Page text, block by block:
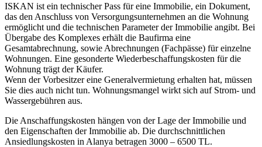
ISKAN ist ein technischer Pass für eine Immobilie, ein Dokument,
das den Anschluss von Versorgungsunternehmen an die Wohnung
ermöglicht und die technischen Parameter der Immobilie angibt. Bei
Übergabe des Komplexes erhält die Baufirma eine
Gesamtabrechnung, sowie Abrechnungen (Fachpässe) für einzelne
Wohnungen. Eine gesonderte Wiederbeschaffungskosten für die
Wohnung trägt der Käufer.
Wenn der Vorbesitzer eine Generalvermietung erhalten hat, müssen
Sie dies auch nicht tun. Wohnungsmangel wirkt sich auf Strom- und
Wassergebühren aus.
Die Anschaffungskosten hängen von der Lage der Immobilie und
den Eigenschaften der Immobilie ab. Die durchschnittlichen
Ansiedlungskosten in Alanya betragen 3000 – 6500 TL.